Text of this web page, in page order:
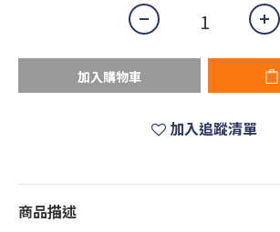
加入購物車
加入追蹤清單
商品描述